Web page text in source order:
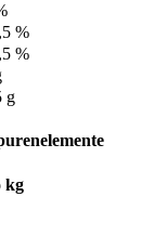
%
%
g
kg